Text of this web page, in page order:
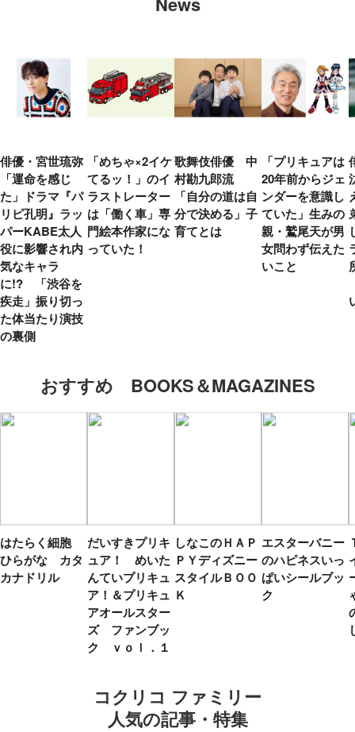
俳優・宮世琉弥
「運命を感じ
た」ドラマ『パ
リピ孔明』ラッ
パーKABE太人
役に影響され内
気なキャラ
に!? 「渋谷を
疾走」振り切っ
た体当たり演技
の裏側
「めちゃ×2イケ
てるッ！」のイ
ラストレーター
は「働く車」専
門絵本作家にな
っていた！
歌舞伎俳優 中
村勘九郎流
「自分の道は自
分で決める」子
育てとは
「プリキュアは
20年前からジェ
ンダーを意識し
ていた」生みの
親・鷲尾天が男
女問わず伝えた
いこと
おすすめ BOOKS＆MAGAZINES
はたらく細胞
ひらがな カタ
カナドリル
だいすきプリキ
ュア！ めいた
んていプリキュ
ア！＆プリキュ
アオールスター
ズ ファンブッ
ク ｖｏｌ．１
しなこのＨＡＰ
ＰＹディズニー
スタイルＢＯＯ
Ｋ
エスターバニー
のハピネスいっ
ぱいシールブッ
ク
コクリコ ファミリー
人気の記事・特集